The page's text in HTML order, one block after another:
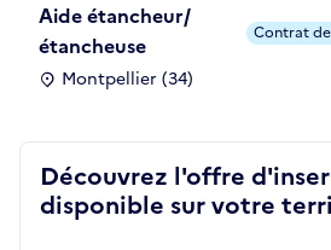
Aide étancheur/
étancheuse
Montpellier (34)
Contrat
Découvrez l'offre
disponible sur votre